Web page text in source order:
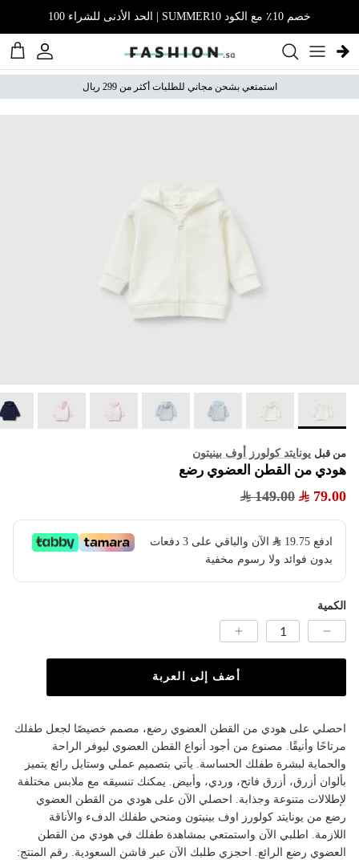
خصم 10٪ مع الكود SUMMER10 | الحد الأدنى للشراء 100
الحساب
استمتعي بشحن مجاني للطلبات أكثر من 299 ريال
من قبل يونايتد كولورز أوف بينيتون
هودي من القطن العضوي رضع
79.00
149.00
ادفع 19.75
​ الآن والباقي على 3 دفعات
بدون فوائد ولا رسوم مخفية
الكمية
أضف إلى العربة
احصلي على هودي من القطن العضوي رضع، مصمم خصيصًا لجعل طفلك
مرتاحًا وأنيقًا. مصنوع من أجود أنواع القطن العضوي ليوفر الراحة
والحماية لبشرة طفلك الحساسة. يأتي بتصميم عملي وستايل رائع يتميز
بألوان أزرق، أزرق فاتح، وردي، وأبيض. يمكنك تنسيقه مع ملابس مختلفة
لإطلالات متنوعة وجذابة. احصلي الآن على هودي من القطن العضوي
رضع من يونايتد كولورز اوف بينيتون ومنحي طفلك الدفء والأناقة
اللازمة. اطلبي الآن واستمتعي بمشاهدة طفلك في هودي من القطن
العضوي رضع الرائع. احجزي طلبك الآن عبر فاشن السعودية. رقم المنتج: